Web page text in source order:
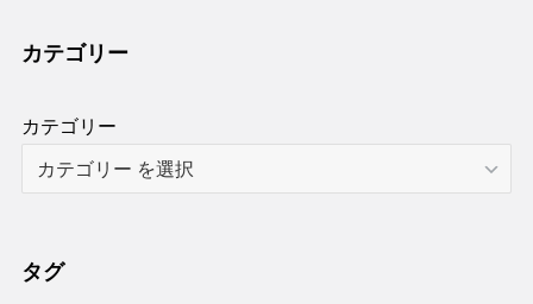
カテゴリー
カテゴリー
タグ